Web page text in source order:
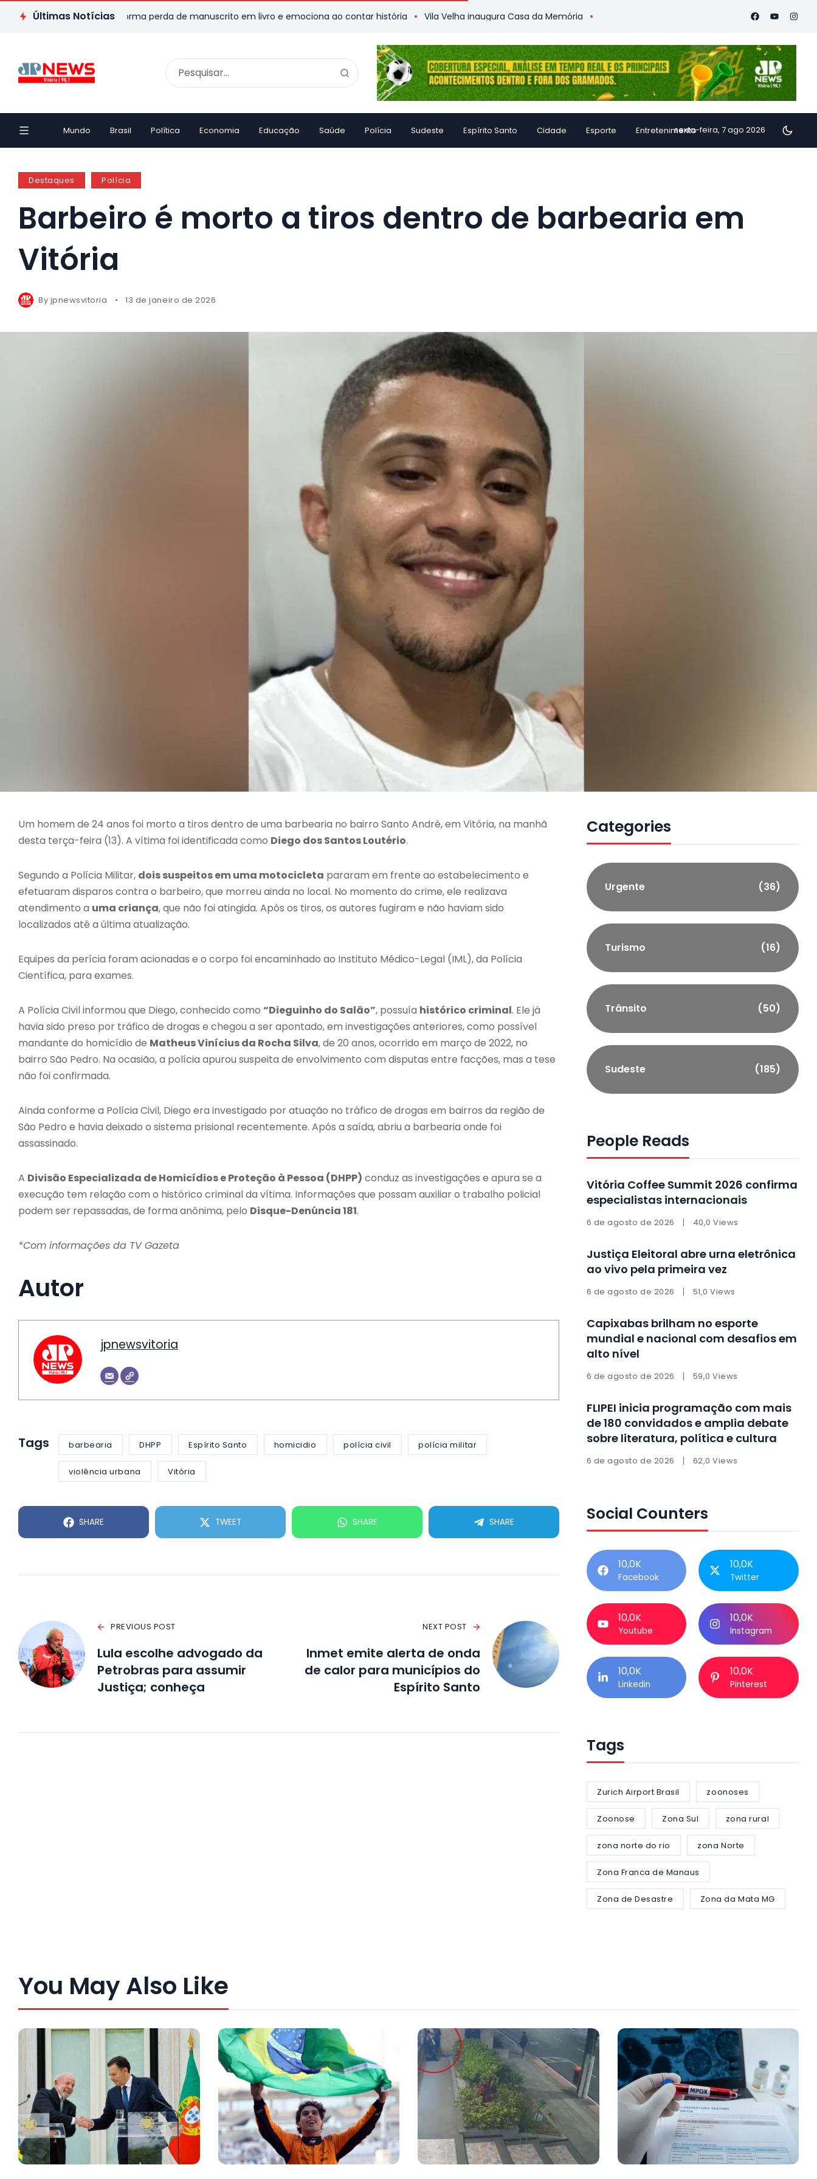
Últimas Notícias
Escritor capixaba transforma perda de manuscrito em livro e emociona ao contar história Vila Velha inaugura Casa da Memória Vitória Coffee Summit 2026 confirma especialistas
Mundo Brasil Política Economia Educação Saúde Polícia Sudeste Espírito Santo Cidade Esporte Entretenimentosexta-feira, 7 ago 2026
Destaques Polícia
Barbeiro é morto a tiros dentro de barbearia em
Vitória
By jpnewsvitoria 13 de janeiro de 2026
Um homem de 24 anos foi morto a tiros dentro de uma barbearia no bairro Santo André, em Vitória, na manhã
desta terça-feira (13). A vítima foi identificada como Diego dos Santos Loutério.
Segundo a Polícia Militar, dois suspeitos em uma motocicleta pararam em frente ao estabelecimento e
efetuaram disparos contra o barbeiro, que morreu ainda no local. No momento do crime, ele realizava
atendimento a uma criança, que não foi atingida. Após os tiros, os autores fugiram e não haviam sido
localizados até a última atualização.
Equipes da perícia foram acionadas e o corpo foi encaminhado ao Instituto Médico-Legal (IML), da Polícia
Científica, para exames.
A Polícia Civil informou que Diego, conhecido como “Dieguinho do Salão”, possuía histórico criminal. Ele já
havia sido preso por tráfico de drogas e chegou a ser apontado, em investigações anteriores, como possível
mandante do homicídio de Matheus Vinícius da Rocha Silva, de 20 anos, ocorrido em março de 2022, no
bairro São Pedro. Na ocasião, a polícia apurou suspeita de envolvimento com disputas entre facções, mas a tese
não foi confirmada.
Ainda conforme a Polícia Civil, Diego era investigado por atuação no tráfico de drogas em bairros da região de
São Pedro e havia deixado o sistema prisional recentemente. Após a saída, abriu a barbearia onde foi
assassinado.
A Divisão Especializada de Homicídios e Proteção à Pessoa (DHPP) conduz as investigações e apura se a
execução tem relação com o histórico criminal da vítima. Informações que possam auxiliar o trabalho policial
podem ser repassadas, de forma anônima, pelo Disque-Denúncia 181.
*Com informações da TV Gazeta
Autor
jpnewsvitoria
Tags barbearia DHPP Espírito Santo homicidio polícia civil polícia militar
violência urbana Vitória
SHARE TWEET SHARE SHARE
PREVIOUS POST
Lula escolhe advogado da
Petrobras para assumir
Justiça; conheça
NEXT POST
Inmet emite alerta de onda
de calor para municípios do
Espírito Santo
Categories
Urgente (36)
Turismo (16)
Trânsito (50)
Sudeste (185)
People Reads
Vitória Coffee Summit 2026 confirma
especialistas internacionais
6 de agosto de 2026 40,0 Views
Justiça Eleitoral abre urna eletrônica
ao vivo pela primeira vez
6 de agosto de 2026 51,0 Views
Capixabas brilham no esporte
mundial e nacional com desafios em
alto nível
6 de agosto de 2026 59,0 Views
FLIPEI inicia programação com mais
de 180 convidados e amplia debate
sobre literatura, política e cultura
6 de agosto de 2026 62,0 Views
Social Counters
10,0K
Facebook
10,0K
Twitter
10,0K
Youtube
10,0K
Instagram
10,0K
Linkedin
10,0K
Pinterest
Tags
Zurich Airport Brasil zoonoses
Zoonose Zona Sul zona rural
zona norte do rio zona Norte
Zona Franca de Manaus
Zona de Desastre Zona da Mata MG
You May Also Like